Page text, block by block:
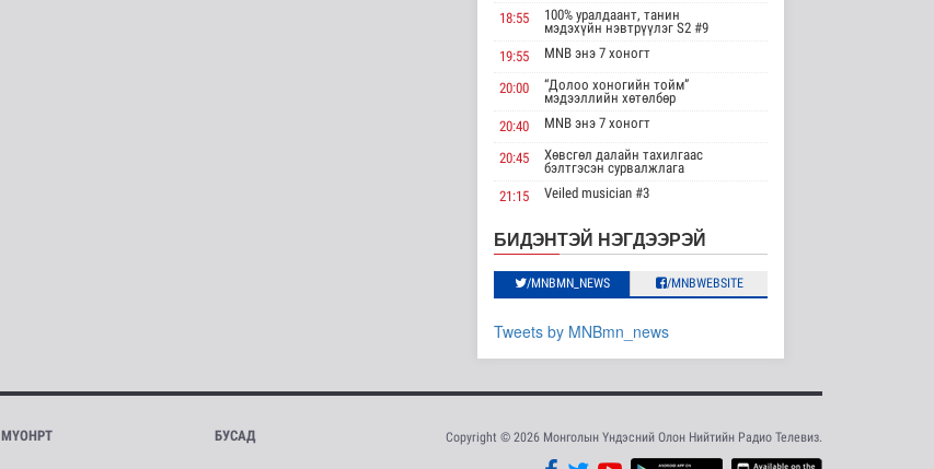
Дэлхийд
15 цагийн өмнө
Торгоны замын цуваа
6000 гаруй километр
зам туул..
Байгаль орчин
15 цаг 4 минутын өмнө
“Турбингенерат..
15 цаг 18 минутын өмнө
зөвлөлдөх хэлэлцүүлэг
15 цаг 20 минутын өмнө
“Нүүрс-пиролизын
18:55
100% уралдаант, танин
мэдэхүйн нэвтрүүлэг S2 #9
19:55
MNB энэ 7 хоногт
20:00
“Долоо хоногийн тойм”
мэдээллийн хөтөлбөр
20:40
MNB энэ 7 хоногт
20:45
Хөвсгөл далайн тахилгаас
бэлтгэсэн сурвалжлага
21:15
Veiled musician #3
“Inda house 1” МУСК
23:35
“Гэрэлтэй цонх” үдшийн
хөтөлбөр
БИДЭНТЭЙ НЭГДЭЭРЭЙ
/MNBMN_NEWS /MNBWEBSITE
Tweets by MNBmn_news
МҮОНРТ БУСАД Copyright © 2026 Монголын Үндэсний Олон Нийтийн Радио Телевиз.